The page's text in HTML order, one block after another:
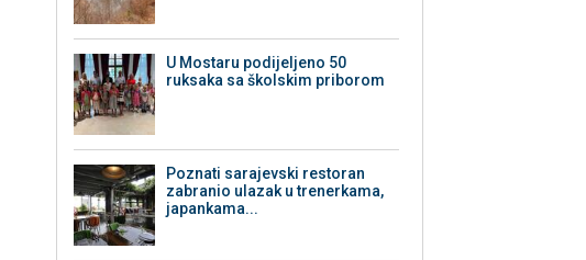
U Mostaru podijeljeno 50
ruksaka sa školskim priborom
Poznati sarajevski restoran
zabranio ulazak u trenerkama,
japankama...